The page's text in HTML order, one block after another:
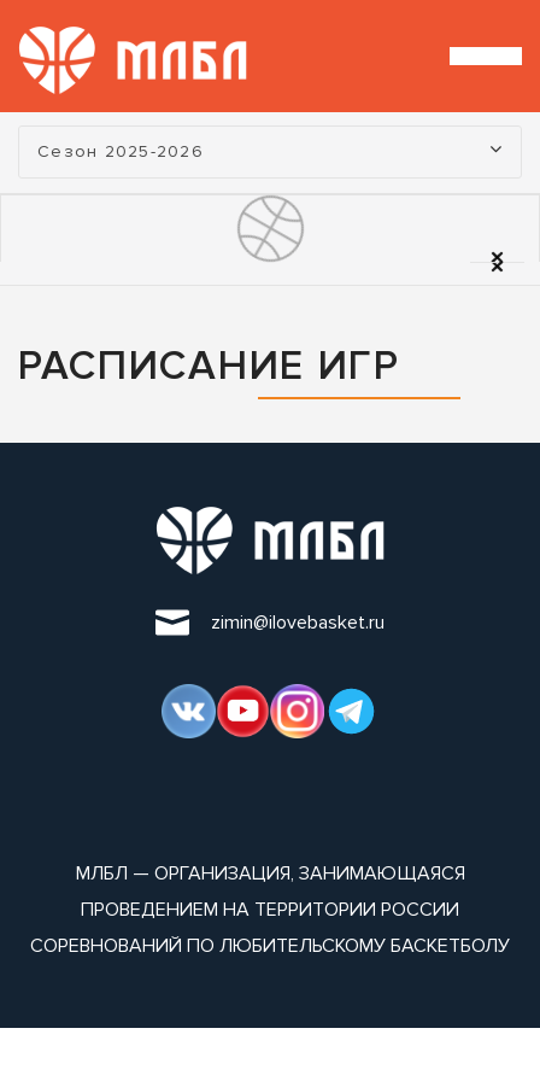
Турнир:
Сезон 2025-2026
РАСПИСАНИЕ ИГР
zimin@ilovebasket.ru
МЛБЛ — ОРГАНИЗАЦИЯ, ЗАНИМАЮЩАЯСЯ
ПРОВЕДЕНИЕМ НА ТЕРРИТОРИИ РОССИИ
СОРЕВНОВАНИЙ ПО ЛЮБИТЕЛЬСКОМУ БАСКЕТБОЛУ